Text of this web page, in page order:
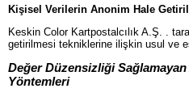
Kişisel Verilerin Anonim Hale
Keskin Color Kartpostalcılık A.Ş. .
getirilmesi tekniklerine ilişkin usul ve
Değer Düzensizliği
Yöntemleri